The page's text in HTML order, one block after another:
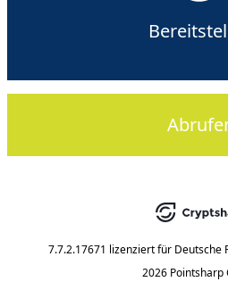
7.7.2.17671 lizenziert für Deutsche
2026 Pointsharp